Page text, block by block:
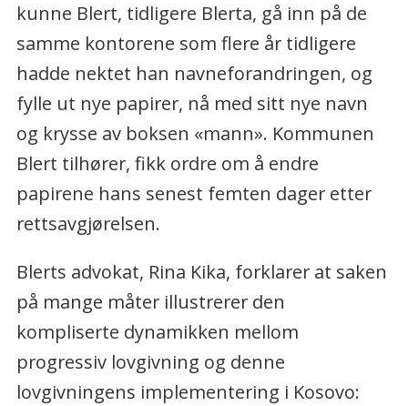
kunne Blert, tidligere Blerta, gå inn på de
samme kontorene som flere år tidligere
hadde nektet han navneforandringen, og
fylle ut nye papirer, nå med sitt nye navn
og krysse av boksen «mann». Kommunen
Blert tilhører, fikk ordre om å endre
papirene hans senest femten dager etter
rettsavgjørelsen.
Blerts advokat, Rina Kika, forklarer at saken
på mange måter illustrerer den
kompliserte dynamikken mellom
progressiv lovgivning og denne
lovgivningens implementering i Kosovo: